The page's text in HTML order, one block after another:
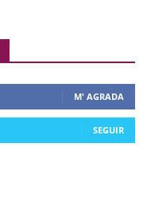
M' AGRADA
SEGUIR